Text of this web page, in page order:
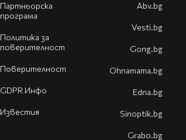
Партньорска
програма
Политика за
поверителност
Поверителност
GDPR Инфо
Известия
Abv.bg
Vesti.bg
Gong.bg
Оhnamama.bg
Edna.bg
Sinoptik.bg
Grabo.bg